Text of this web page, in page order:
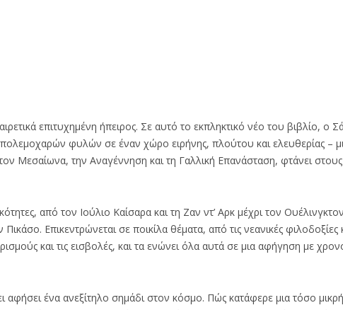
επιτυχημένη ήπειρος. Σε αυτό το εκπληκτικό νέο του βιβλίο, ο
πολεμοχαρών φυλών σε έναν χώρο ειρήνης, πλούτου και ελευθερίας –
Μεσαίωνα, την Αναγέννηση και τη Γαλλική Επανάσταση, φτάνει
από τον Ιούλιο Καίσαρα και τη Ζαν ντ’ Αρκ μέχρι τον
Επικεντρώνεται σε ποικίλα θέματα, από τις νεανικές φιλοδοξίες
και τις εισβολές, και τα ενώνει όλα αυτά σε μια αφήγηση με
αφήσει ένα ανεξίτηλο σημάδι στον κόσμο. Πώς κατάφερε μια τόσο